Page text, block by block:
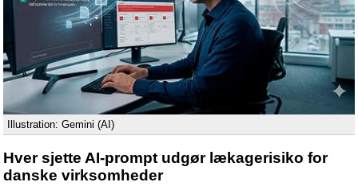
Illustration: Gemini (AI)
Hver sjette AI-prompt udgør lækagerisiko for
danske virksomheder